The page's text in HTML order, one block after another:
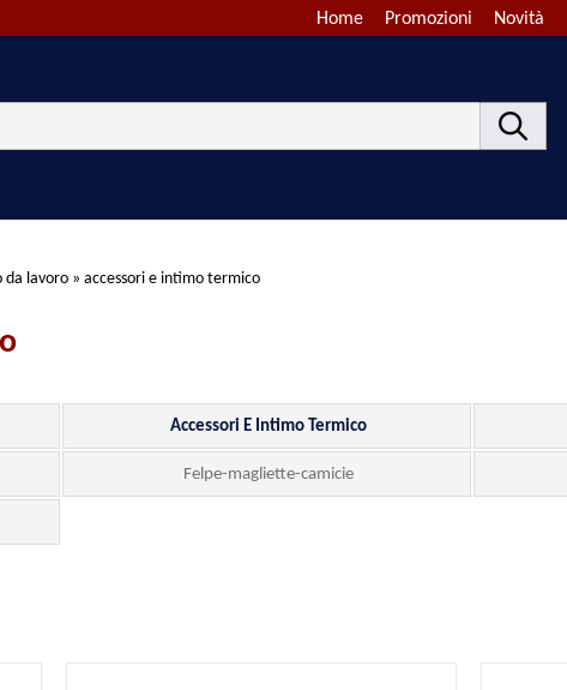
Novità
Promozioni
Home
da lavoro » accessori e intimo termico
Accessori E Intimo Termico
Felpe-magliette-camicie